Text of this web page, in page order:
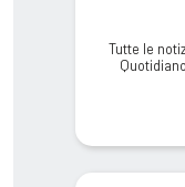
Tutte le